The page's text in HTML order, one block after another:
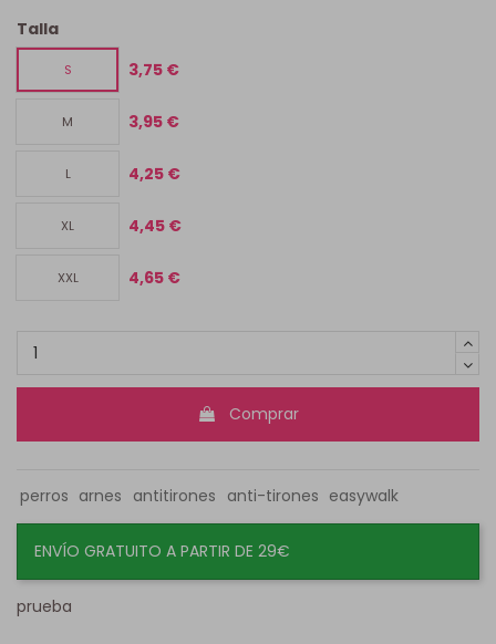
Talla
S 3,75 €
M 3,95 €
L 4,25 €
XL 4,45 €
XXL 4,65 €
Comprar
perros arnes antitirones anti-tirones easywalk
ENVÍO GRATUITO A PARTIR DE 29€
prueba